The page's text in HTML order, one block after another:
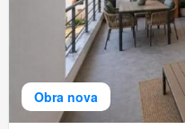
Obra nova